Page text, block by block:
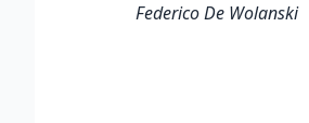
Federico De Wolanski